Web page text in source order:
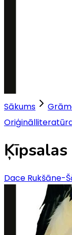
Sākums
Dace Rukšāne-